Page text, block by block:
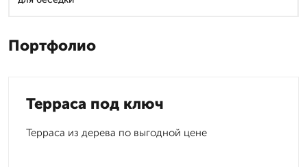
Портфолио
Терраса под ключ
Терраса из дерева по выгодной цене